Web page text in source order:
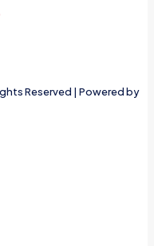
Reserved | Powered by